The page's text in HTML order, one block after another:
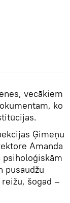
vecākiem
ko
Ģimeņu
Amanda
psiholoģiskām
pusaudžu
šogad –